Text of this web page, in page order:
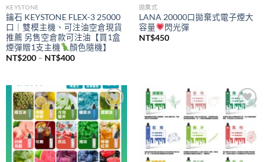
KEYSTONE
鑰石 KEYSTONE FLEX-3 25000
口｜雙模主機、可注油空倉現貨
推薦 另售空倉款可注油【買1盒
煙彈贈1支主機
顏色隨機】
NT$200 – NT$400價
NT$200
到
NT$400
拋棄式
LANA 20000口拋棄式電子煙大
容量
閃光彈
NT$450
Add to
wishlist
Add to